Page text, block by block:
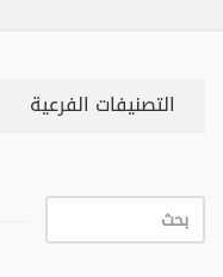
التصنيفات الفرعية